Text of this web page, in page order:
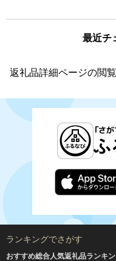
最近チ
返礼品詳細ページの閲
ランキングでさがす
おすすめ総合人気返礼品ランキ